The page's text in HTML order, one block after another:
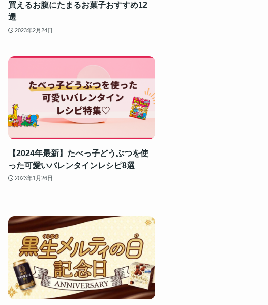
買えるお腹にたまるお菓子おすすめ12
選
2023年2月24日
【2024年最新】たべっ子どうぶつを使
った可愛いバレンタインレシピ8選
2023年1月26日